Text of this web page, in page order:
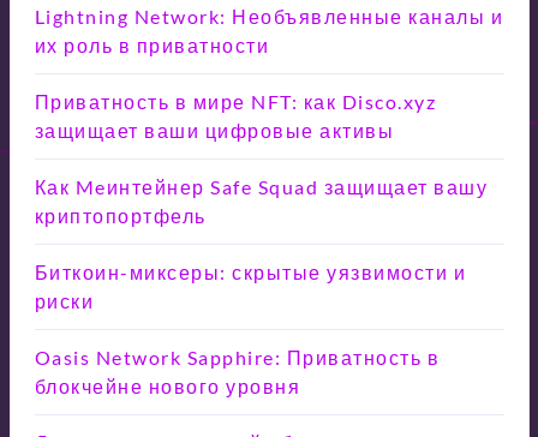
Lightning Network: Необъявленные каналы и
их роль в приватности
Приватность в мире NFT: как Disco.xyz
защищает ваши цифровые активы
Как Meинтейнер Safe Squad защищает вашу
криптопортфель
Биткоин-миксеры: скрытые уязвимости и
риски
Oasis Network Sapphire: Приватность в
блокчейне нового уровня